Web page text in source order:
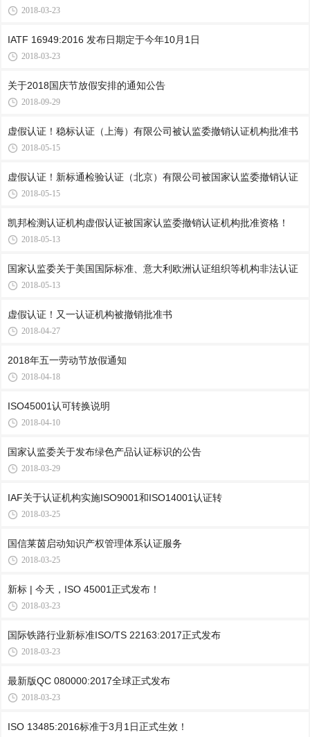
2018-03-23
IATF 16949:2016 发布日期定于今年10月1日
2018-03-23
关于2018国庆节放假安排的通知公告
2018-09-29
虚假认证！稳标认证（上海）有限公司被认监委撤销认证机构批准书
2018-05-15
虚假认证！新标通检验认证（北京）有限公司被国家认监委撤销认证
2018-05-15
凯邦检测认证机构虚假认证被国家认监委撤销认证机构批准资格！
2018-05-13
国家认监委关于美国国际标准、意大利欧洲认证组织等机构非法认证
2018-05-13
虚假认证！又一认证机构被撤销批准书
2018-04-27
2018年五一劳动节放假通知
2018-04-18
ISO45001认可转换说明
2018-04-10
国家认监委关于发布绿色产品认证标识的公告
2018-03-29
IAF关于认证机构实施ISO9001和ISO14001认证转
2018-03-25
国信莱茵启动知识产权管理体系认证服务
2018-03-25
新标 | 今天，ISO 45001正式发布！
2018-03-23
国际铁路行业新标准ISO/TS 22163:2017正式发布
2018-03-23
最新版QC 080000:2017全球正式发布
2018-03-23
ISO 13485:2016标准于3月1日正式生效！